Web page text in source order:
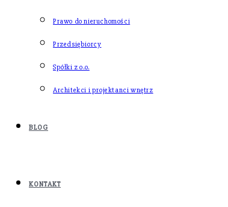
Prawo do nieruchomości
Przedsiębiorcy
Spółki z o.o.
Architekci i projektanci wnętrz
BLOG
KONTAKT